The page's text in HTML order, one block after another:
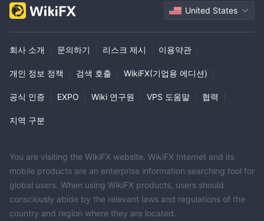
United States
회사 소개 문의하기 리스크 제시 이용약관
개인 정보 정책 검색 호출 WikiFX(기업용 에디션)
공식 인증 EXPO Wiki 연구원 VPS 도움말 협력
지역 구분
You are visiting the WikiFX website. WikiFX Internet and its
mobile products are an enterprise information searching tool for
global users. When using WikiFX products, users should
consciously abide by the relevant laws and regulations of the
country and region where they are located.